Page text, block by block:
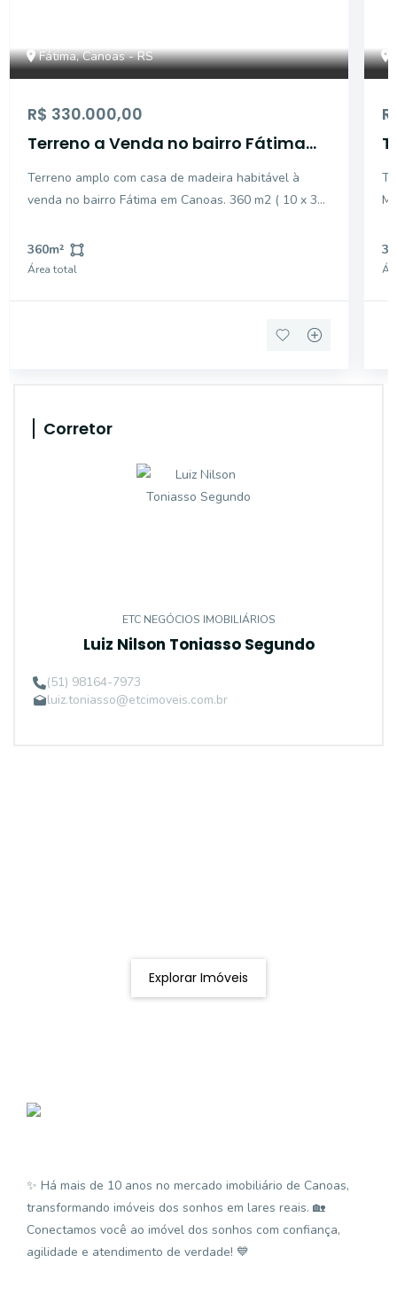
Fátima, Canoas - RS
R$ 330.000,00
Terreno a Venda no bairro Fátima
Terreno amplo com casa de madeira habitável à
venda no bairro Fátima em Canoas. 360 m2 ( 10 x 36
da Guilherme Shell e próximo da Estação Fátima.
Casa não tem valor comercial. Amplo pátio fundos,
360m²
Área total
Corretor
ETC NEGÓCIOS IMOBILIÁRIOS
Luiz Nilson Toniasso Segundo
(51) 98164-7973
luiz.toniasso@etcimoveis.com.br
Explorar Imóveis
✨ Há mais de 10 anos no mercado imobiliário de Canoas,
transformando imóveis dos sonhos em lares reais. 🏡
Conectamos você ao imóvel dos sonhos com confiança,
agilidade e atendimento de verdade! 💙